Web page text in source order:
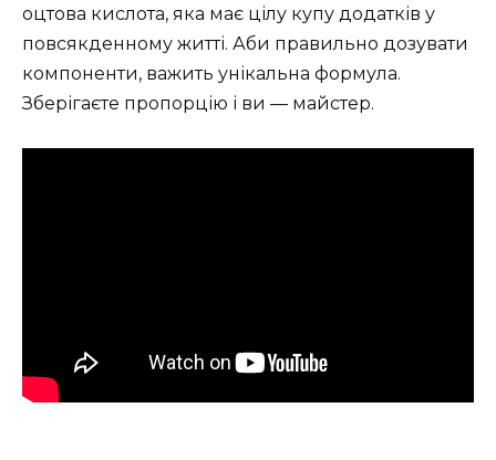
оцтова кислота, яка має цілу купу додатків у
повсякденному житті. Аби правильно дозувати
компоненти, важить унікальна формула.
Зберігаєте пропорцію і ви — майстер.